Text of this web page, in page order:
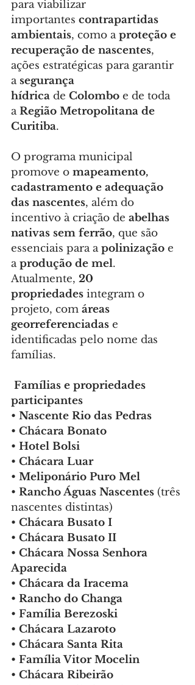
para viabilizar
importantes contrapartidas
ambientais, como a proteção e
recuperação de nascentes,
ações estratégicas para garantir
a segurança
hídrica de Colombo e de toda
a Região Metropolitana de
Curitiba.
O programa municipal
promove o mapeamento,
cadastramento e adequação
das nascentes, além do
incentivo à criação de abelhas
nativas sem ferrão, que são
essenciais para a polinização e
a produção de mel.
Atualmente, 20
propriedades integram o
projeto, com áreas
georreferenciadas e
identificadas pelo nome das
famílias.
Famílias e propriedades
participantes
• Nascente Rio das Pedras
• Chácara Bonato
• Hotel Bolsi
• Chácara Luar
• Meliponário Puro Mel
• Rancho Águas Nascentes (três
nascentes distintas)
• Chácara Busato I
• Chácara Busato II
• Chácara Nossa Senhora
Aparecida
• Chácara da Iracema
• Rancho do Changa
• Família Berezoski
• Chácara Lazaroto
• Chácara Santa Rita
• Família Vitor Mocelin
• Chácara Ribeirão